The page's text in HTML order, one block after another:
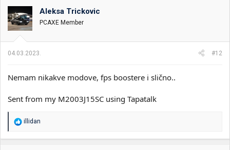
Aleksa Trickovic
PCAXE Member
04.03.2023. #12
Nemam nikakve modove, fps boostere i slično..
Sent from my M2003J15SC using Tapatalk
R
a
illidan